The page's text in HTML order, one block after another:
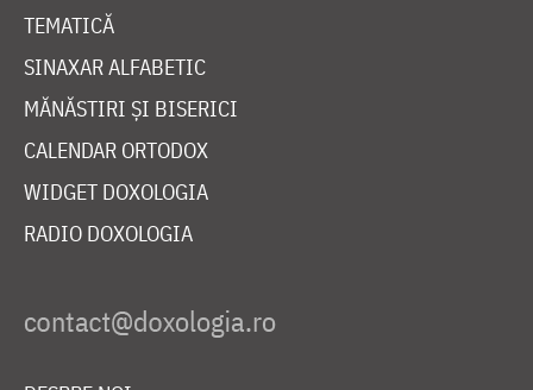
TEMATICĂ
SINAXAR ALFABETIC
MĂNĂSTIRI ȘI BISERICI
CALENDAR ORTODOX
WIDGET DOXOLOGIA
RADIO DOXOLOGIA